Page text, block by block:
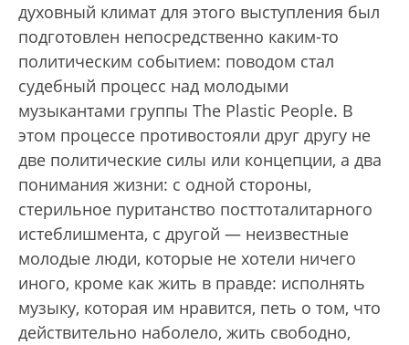
духовный климат для этого выступления был
подготовлен непосредственно каким-то
политическим событием: поводом стал
судебный процесс над молодыми
музыкантами группы The Plastic People. В
этом процессе противостояли друг другу не
две политические силы или концепции, а два
понимания жизни: с одной стороны,
стерильное пуританство посттоталитарного
истеблишмента, с другой — неизвестные
молодые люди, которые не хотели ничего
иного, кроме как жить в правде: исполнять
музыку, которая им нравится, петь о том, что
действительно наболело, жить свободно,